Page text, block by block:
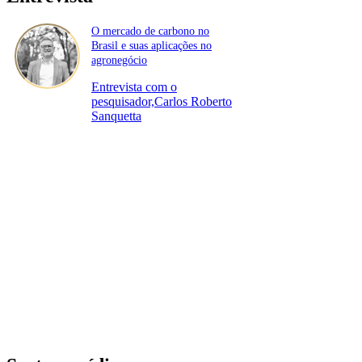
O mercado de carbono no
Brasil e suas aplicações no
agronegócio
Entrevista com o
pesquisador,Carlos Roberto
Sanquetta